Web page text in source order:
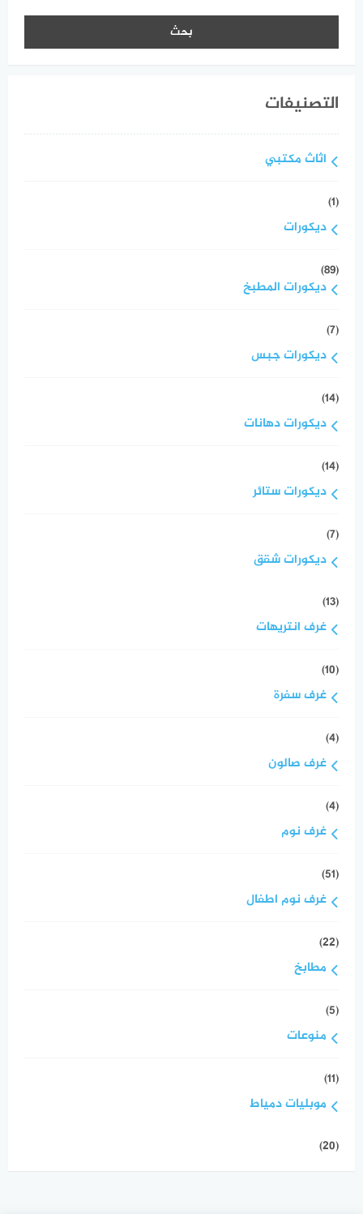
التصنيفات
اثاث مكتبي
(1)
ديكورات
(89)
ديكورات المطبخ
(7)
ديكورات جبس
(14)
ديكورات دهانات
(14)
ديكورات ستائر
(7)
ديكورات شقق
(13)
غرف انتريهات
(10)
غرف سفرة
(4)
غرف صالون
(4)
غرف نوم
(51)
غرف نوم اطفال
(22)
مطابخ
(5)
منوعات
(11)
موبليات دمياط
(20)